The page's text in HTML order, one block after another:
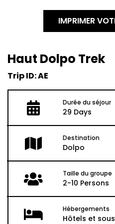
IMPRIMER
Haut Dolpo Trek
Trip ID: AE
Durée du séjour
29 Days
Destination
Dolpo
Taille du groupe
2-10 Persons
Hébergements
Hôtels et